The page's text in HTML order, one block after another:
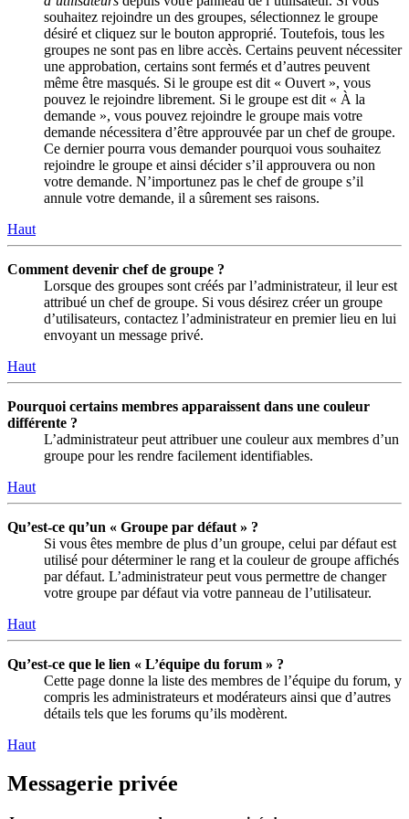
souhaitez rejoindre un des groupes, sélectionnez le groupe
désiré et cliquez sur le bouton approprié. Toutefois, tous les
groupes ne sont pas en libre accès. Certains peuvent nécessiter
une approbation, certains sont fermés et d’autres peuvent
même être masqués. Si le groupe est dit « Ouvert », vous
pouvez le rejoindre librement. Si le groupe est dit « À la
demande », vous pouvez rejoindre le groupe mais votre
demande nécessitera d’être approuvée par un chef de groupe.
Ce dernier pourra vous demander pourquoi vous souhaitez
rejoindre le groupe et ainsi décider s’il approuvera ou non
votre demande. N’importunez pas le chef de groupe s’il
annule votre demande, il a sûrement ses raisons.
Haut
Comment devenir chef de groupe ?
Lorsque des groupes sont créés par l’administrateur, il leur est
attribué un chef de groupe. Si vous désirez créer un groupe
d’utilisateurs, contactez l’administrateur en premier lieu en lui
envoyant un message privé.
Haut
Pourquoi certains membres apparaissent dans une couleur
différente ?
L’administrateur peut attribuer une couleur aux membres d’un
groupe pour les rendre facilement identifiables.
Haut
Qu’est-ce qu’un « Groupe par défaut » ?
Si vous êtes membre de plus d’un groupe, celui par défaut est
utilisé pour déterminer le rang et la couleur de groupe affichés
par défaut. L’administrateur peut vous permettre de changer
votre groupe par défaut via votre panneau de l’utilisateur.
Haut
Qu’est-ce que le lien « L’équipe du forum » ?
Cette page donne la liste des membres de l’équipe du forum, y
compris les administrateurs et modérateurs ainsi que d’autres
détails tels que les forums qu’ils modèrent.
Haut
Messagerie privée